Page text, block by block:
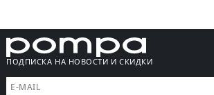
ПОДПИСКА НА НОВОСТИ И СКИДКИ